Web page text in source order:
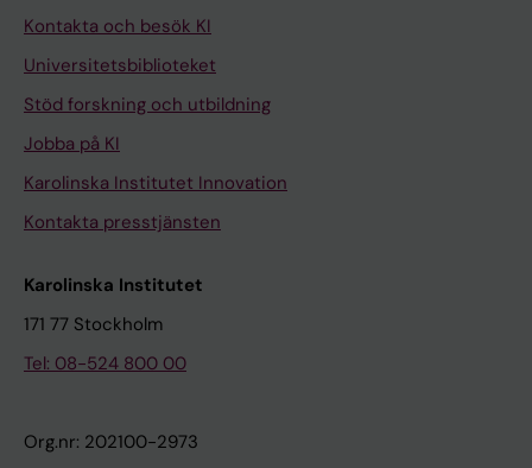
Kontakta och besök KI
Universitetsbiblioteket
Stöd forskning och utbildning
Jobba på KI
Karolinska Institutet Innovation
Kontakta presstjänsten
Karolinska Institutet
171 77 Stockholm
Tel: 08-524 800 00
Org.nr: 202100-2973